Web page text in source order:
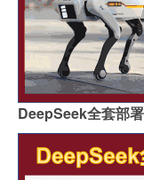
DeepSeek全套部